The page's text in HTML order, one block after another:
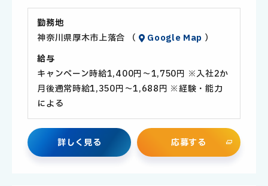
勤務地
神奈川県厚木市上落合 （
Google Map ）
給与
キャンペーン時給1,400円～1,750円 ※入社2か
月後通常時給1,350円～1,688円 ※経験・能力
による
詳しく見る 応募する